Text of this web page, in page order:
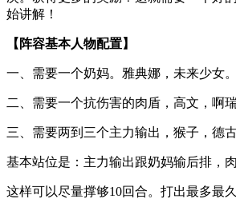
始讲解！
【阵容基本人物配置】
一、需要一个奶妈。雅典娜，未来少女。
二、需要一个抗伤害的肉盾，高文，啊瑞
三、需要两到三个主力输出，猴子，德
基本站位是：主力输出跟奶妈输后排，
这样可以尽量撑够10回合。打出最多最久